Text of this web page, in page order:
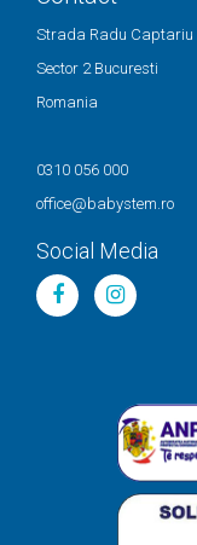
Strada Radu Captariu
Sector 2 Bucuresti
Romania
0310 056 000
office@babystem.ro
Social Media